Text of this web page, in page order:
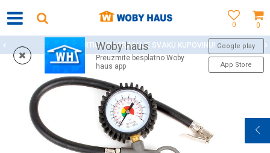
0
0
Woby haus
Preuzmite besplatno Woby
haus app
Google play
App Store
WOBY KARTICA NAGRAĐUJE SVAKU KUPOVINU!